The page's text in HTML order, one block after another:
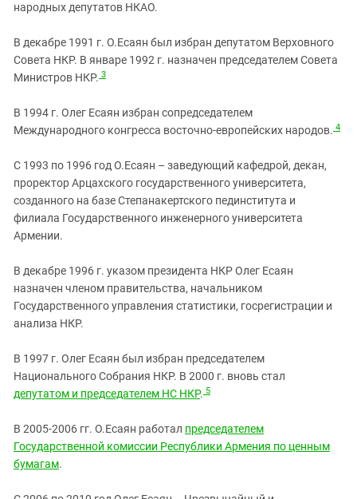
народных депутатов НКАО.
В декабре 1991 г. О.Есаян был избран депутатом Верховного
Совета НКР. В январе 1992 г. назначен председателем Совета
Министров НКР. 3
В 1994 г. Олег Есаян избран сопредседателем
Международного конгресса восточно-европейских народов. 4
С 1993 по 1996 год О.Есаян – заведующий кафедрой, декан,
проректор Арцахского государственного университета,
созданного на базе Степанакертского пединститута и
филиала Государственного инженерного университета
Армении.
В декабре 1996 г. указом президента НКР Олег Есаян
назначен членом правительства, начальником
Государственного управления статистики, госрегистрации и
анализа НКР.
В 1997 г. Олег Есаян был избран председателем
Национального Собрания НКР. В 2000 г. вновь стал
депутатом и председателем НС НКР. 5
В 2005-2006 гг. О.Есаян работал председателем
Государственной комиссии Республики Армения по ценным
бумагам.